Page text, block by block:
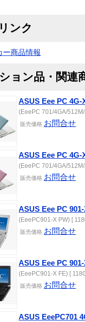
ンク
ー商品情報
ョン品・関連
ASUS Eee PC 4G-
(EeePC 701/4GA/
販売価格 お問合せ
ASUS Eee PC 4G-
(EeePC 701/4GA/
販売価格 お問合せ
ASUS Eee PC
(EeePC901-X PW) [
販売価格 お問合せ
ASUS Eee PC
(EeePC901-X FE) [
販売価格 お問合せ
ASUS EeePC701